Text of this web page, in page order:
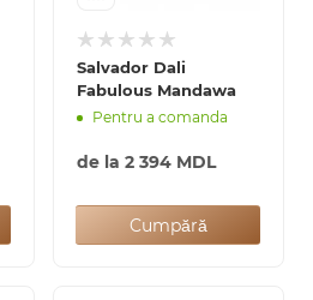
Salvador Dali
Fabulous Mandawa
Pentru a comanda
de la 2 394 MDL
Cumpără